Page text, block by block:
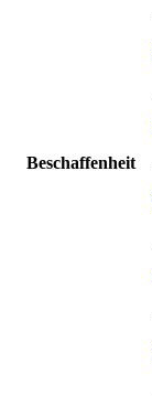
Beschaffenheit